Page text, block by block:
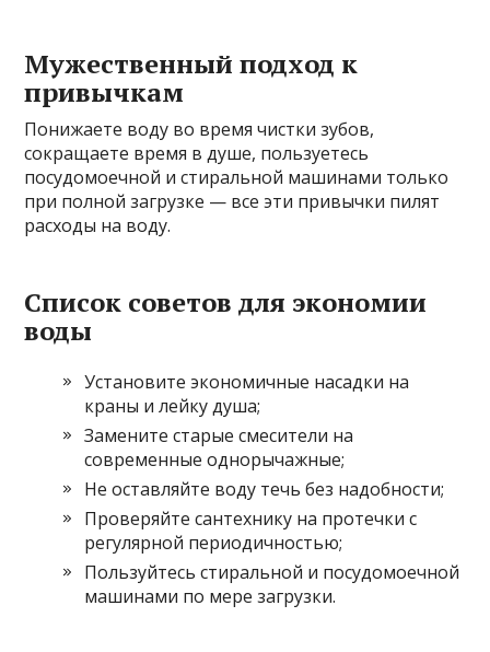
Мужественный подход к
привычкам
Понижаете воду во время чистки зубов,
сокращаете время в душе, пользуетесь
посудомоечной и стиральной машинами только
при полной загрузке — все эти привычки пилят
расходы на воду.
Список советов для экономии
воды
Установите экономичные насадки на
краны и лейку душа;
Замените старые смесители на
современные однорычажные;
Не оставляйте воду течь без надобности;
Проверяйте сантехнику на протечки с
регулярной периодичностью;
Пользуйтесь стиральной и посудомоечной
машинами по мере загрузки.